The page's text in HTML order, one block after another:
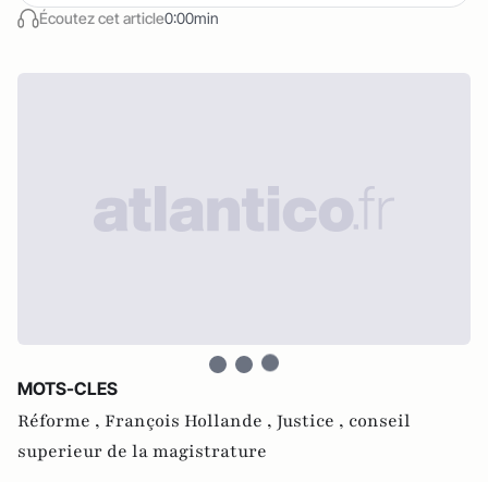
Écoutez cet article0:00min
MOTS-CLES
Réforme , François Hollande , Justice , conseil
superieur de la magistrature